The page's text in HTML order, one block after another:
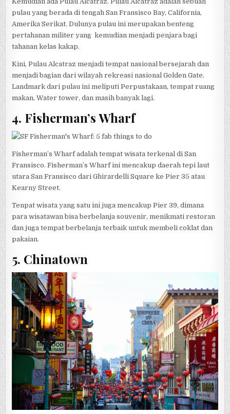
pulau yang berada di tengah San Fransisco Bay, California,
Amerika Serikat. Dulunya pulau ini merupakan benteng
pertahanan militer yang kemudian menjadi penjara bagi
tahanan kelas kakap.
Kini, Pulau Alcatraz menjadi tempat nasional bersejarah dan
menjadi bagian dari wilayah rekreasi nasional Golden Gate.
Landmark dari pulau ini meliputi Perpustakaan, tempat ruang
makan, Water tower, dan masih banyak lagi.
4. Fisherman’s Wharf
Fisherman’s Wharf adalah tempat wisata terkenal di San
Fransisco. Fisherman’s Wharf ini mencakup daerah tepi laut
utara San Fransisco dari Ghirardelli Square ke Pier 35 atau
Kearny Street.
Tenpat wisata yang satu ini juga mencakup Pier 39, dimana
para wisatawan bisa berbelanja souvenir, menikmati restoran
dan juga tempat berbelanja terbaik untuk membeli coklat dan
pakaian.
5. Chinatown